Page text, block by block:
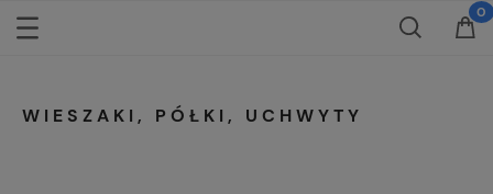
WIESZAKI, PÓŁKI, UCHWYTY